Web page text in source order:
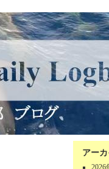
アー
2026